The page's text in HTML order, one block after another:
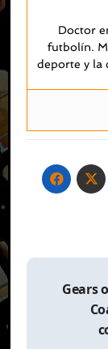
Doctor en Filosofía. Campeón del mundo de
futbolín.
deporte y la
Gears